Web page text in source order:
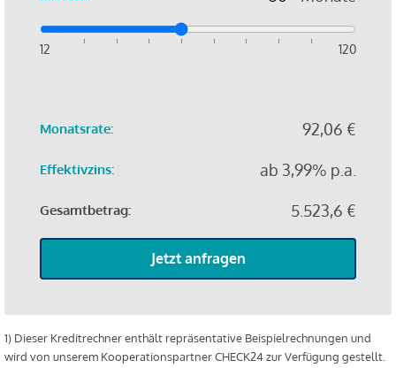
12 120
Monatsrate: 92,06 €
Effektivzins: ab 3,99% p.a.
Gesamtbetrag: 5.523,6 €
Jetzt anfragen
1) Dieser Kreditrechner enthält repräsentative Beispielrechnungen und
wird von unserem Kooperationspartner CHECK24 zur Verfügung gestellt.